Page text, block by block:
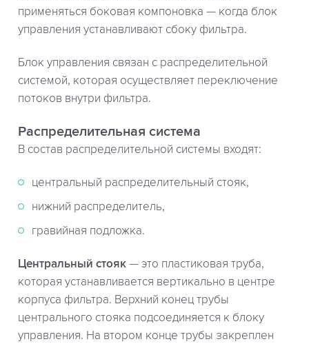
применяться боковая компоновка — когда блок
управления устанавливают сбоку фильтра.
Блок управления связан с распределительной
системой, которая осуществляет переключение
потоков внутри фильтра.
Распределительная система
В состав распределительной системы входят:
центральный распределительный стояк,
нижний распределитель,
гравийная подложка.
Центральный стояк — это пластиковая труба,
которая устанавливается вертикально в центре
корпуса фильтра. Верхний конец трубы
центрального стояка подсоединяется к блоку
управления. На втором конце трубы закреплен